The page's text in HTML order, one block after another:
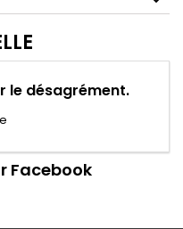
le désagrément.
Facebook